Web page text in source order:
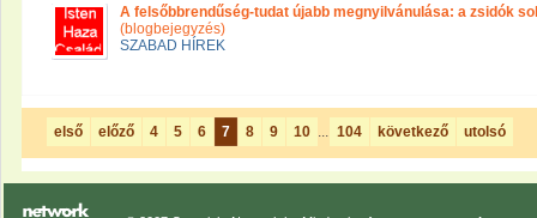
A felsőbbrendűség-tudat újabb megnyilvánulása: a zsidók
(blogbejegyzés)
SZABAD HÍREK
első előző 4 5 6 7 8 9 10 ... 104 következő utolsó